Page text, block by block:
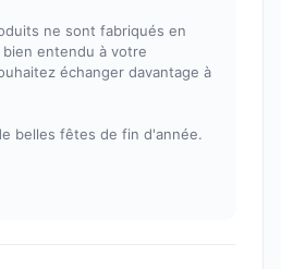
ne sont fabriqués en
entendu à votre
échanger davantage à
belles fêtes de fin d'année.